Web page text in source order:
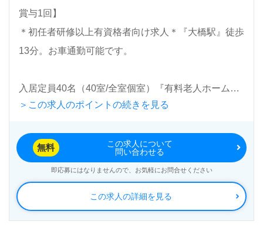
賞与1回】
＊初任者研修以上有資格者向け求人＊『大橋駅』徒歩
13分。お車通勤可能です。
入居定員40名（40室/全室個室）『有料老人ホームメ
ディケア癒やし壱番館』株式会社D＆Mコーポレーシ
中心に有料老人ホーム、訪問看護/介護事業を展開さ
れています。
◎ご利用者様に『医療×看護×介護』の安心をご提
供！クリニック、デイケア併設の事業所様！◎
＞この求人のポイントの続きを見る
この求人の詳細を見る
無料
この求人について
問い合わせる
即応募にはなりませんので、お気軽にお問合せください